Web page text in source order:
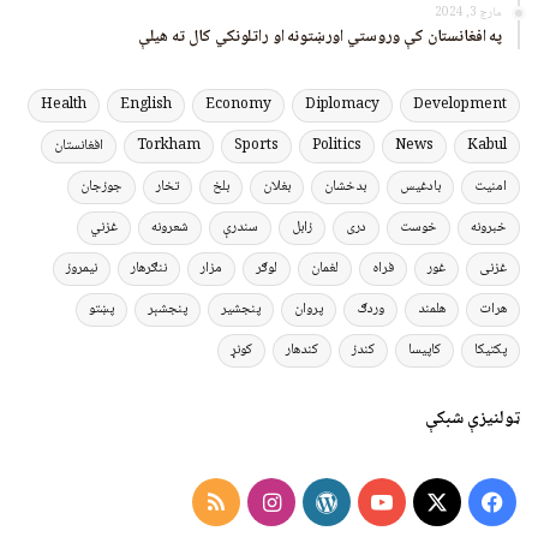
مارچ 3, 2024
په افغانستان کې وروستي اورښتونه او راتلونکي کال ته هیلې
Development
Diplomacy
Economy
English
Health
Kabul
News
Politics
Sports
Torkham
افغانستان
امنیت
بادغیس بدخشان بغلان بلخ تخار
جوزجان
خبرونه
خوست دری زابل سندرې شعرونه
غزني
غزنی
غور فراه لغمان لوګر مزار ننګرهار
نیمروز
هرات
هلمند وردګ پروان پنجشیر پنجشېر
پښتو
پکتیکا
کاپیسا کندز کندهار کونړ
ټولنیزې شبکې
Facebook
X
YouTube
WordPress
Instagram
RSS